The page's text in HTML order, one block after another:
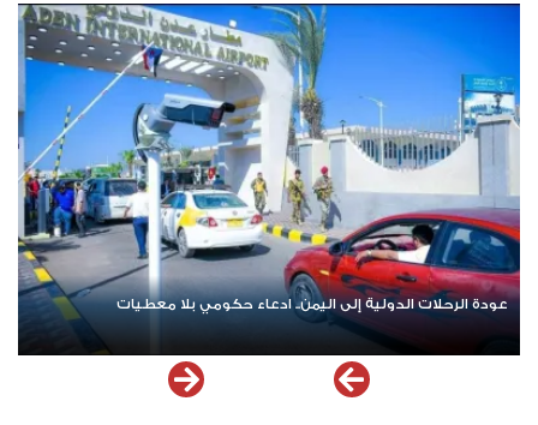
عودة الرحلات الدولية إلى اليمن.. ادعاء حكومي بلا معطيات